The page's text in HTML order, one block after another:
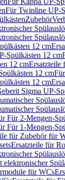
Für Twinline UP-
Zubehör
12 cm
Spülkästen 12 cm
12 cmErsatzteile
12 cm
12 cm
Sigma UP-
Für 2-Mengen-
Für 1-Mengen-
für Zubehör für
Ersatzteile für
elektronischer
für WCs